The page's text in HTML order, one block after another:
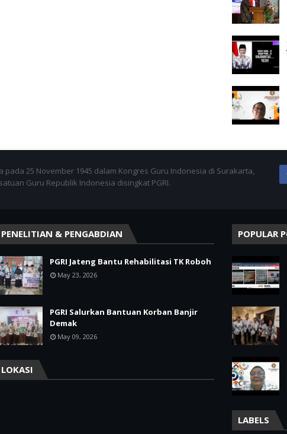
25 November 1945 dalam Kongres Guru Indonesia di Surakarta,
Guru Republik Indonesia disingkat PGRI.
PENELITIAN & PENGABDIAN
PGRI Jateng Bantu Rehabilitasi TK Roboh
May 23, 2026
PGRI Salurkan Bantuan Korban Banjir
Demak
May 09, 2026
LOKASI
POPULAR
LABELS